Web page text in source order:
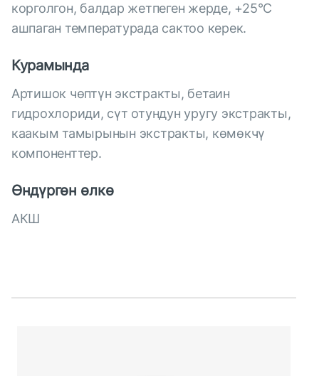
корголгон, балдар жетпеген жерде, +25°С
ашпаган температурада сактоо керек.
Курамында
Артишок чөптүн экстракты, бетаин
гидрохлориди, сүт отундун уругу экстракты,
каакым тамырынын экстракты, көмөкчү
компоненттер.
Өндүргөн өлкө
АКШ